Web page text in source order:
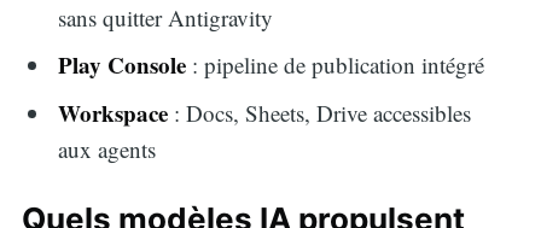
sans quitter Antigravity
Play Console : pipeline de publication intégré
Workspace : Docs, Sheets, Drive accessibles
aux agents
Quels modèles IA propulsent